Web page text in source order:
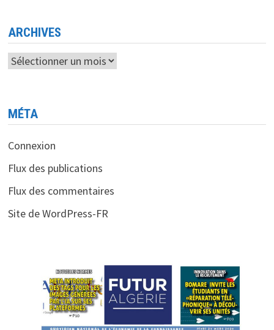
ARCHIVES
Archives
MÉTA
Connexion
Flux des publications
Flux des commentaires
Site de WordPress-FR